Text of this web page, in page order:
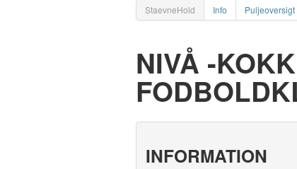
StaevneHold Info Puljeoversigt
NIVÅ -
INFORMATION